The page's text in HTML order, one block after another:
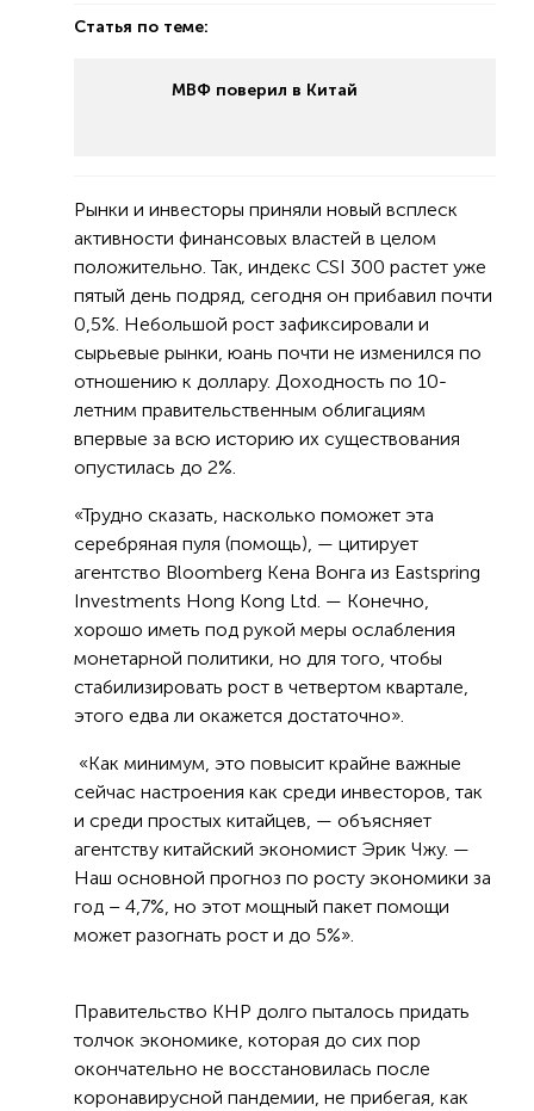
Статья по теме:
МВФ поверил в Китай
Рынки и инвесторы приняли новый всплеск
активности финансовых властей в целом
положительно. Так, индекс CSI 300 растет уже
пятый день подряд, сегодня он прибавил почти
0,5%. Небольшой рост зафиксировали и
сырьевые рынки, юань почти не изменился по
отношению к доллару. Доходность по 10-
летним правительственным облигациям
впервые за всю историю их существования
опустилась до 2%.
«Трудно сказать, насколько поможет эта
серебряная пуля (помощь), — цитирует
агентство Bloomberg Кена Вонга из Eastspring
Investments Hong Kong Ltd. — Конечно,
хорошо иметь под рукой меры ослабления
монетарной политики, но для того, чтобы
стабилизировать рост в четвертом квартале,
этого едва ли окажется достаточно».
«Как минимум, это повысит крайне важные
сейчас настроения как среди инвесторов, так
и среди простых китайцев, — объясняет
агентству китайский экономист Эрик Чжу. —
Наш основной прогноз по росту экономики за
год – 4,7%, но этот мощный пакет помощи
может разогнать рост и до 5%».
Правительство КНР долго пыталось придать
толчок экономике, которая до сих пор
окончательно не восстановилась после
коронавирусной пандемии, не прибегая, как